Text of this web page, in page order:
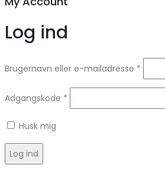
Log ind
Brugernavn eller e-mailadresse *
Adgangskode *
Husk mig
Log ind